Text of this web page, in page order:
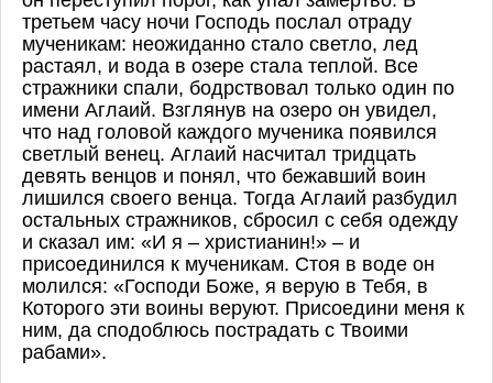
третьем часу ночи Господь послал отраду
мученикам: неожиданно стало светло, лед
растаял, и вода в озере стала теплой. Все
стражники спали, бодрствовал только один по
имени Аглаий. Взглянув на озеро он увидел,
что над головой каждого мученика появился
светлый венец. Аглаий насчитал тридцать
девять венцов и понял, что бежавший воин
лишился своего венца. Тогда Аглаий разбудил
остальных стражников, сбросил с себя одежду
и сказал им: «И я – христианин!» – и
присоединился к мученикам. Стоя в воде он
молился: «Господи Боже, я верую в Тебя, в
Которого эти воины веруют. Присоедини меня к
ним, да сподоблюсь пострадать с Твоими
рабами».